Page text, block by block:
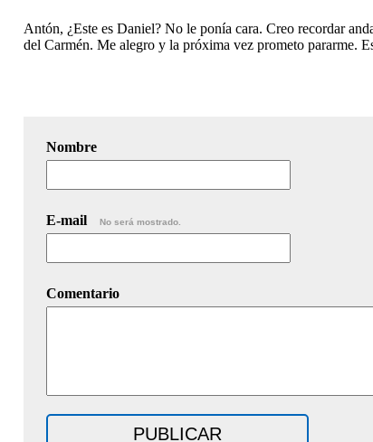
Antón, ¿Este es Daniel? No le ponía cara. Creo recordar
del Carmén. Me alegro y la próxima vez prometo pararme.
Nombre
E-mail No será mostrado.
Comentario